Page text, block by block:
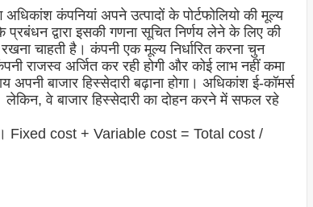
कंपनियां अपने उत्पादों के पोर्टफोलियो की मूल्य
प्रबंधन द्वारा इसकी गणना सूचित निर्णय लेने के लिए की
चाहती है। कंपनी एक मूल्य निर्धारित करना चुन
राजस्व अर्जित कर रही होगी और कोई लाभ नहीं कमा
बाजार हिस्सेदारी बढ़ाना होगा। अधिकांश ई-कॉमर्स
वे बाजार हिस्सेदारी का दोहन करने में सफल रहे
Fixed cost + Variable cost = Total cost /